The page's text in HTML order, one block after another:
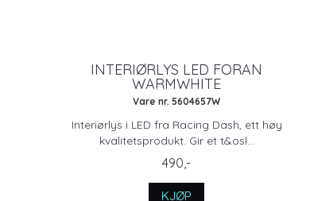
INTERIØRLYS LED FORAN
WARMWHITE
Vare nr. 5604657W
Interiørlys i LED fra Racing Dash, ett høy
kvalitetsprodukt. Gir et t&osl...
490,-
KJØP